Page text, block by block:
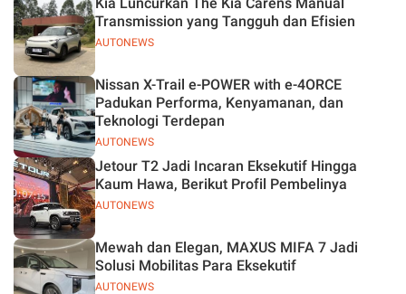
AUTONEWS
Transmission yang Tangguh dan Efisien
AUTONEWS
Nissan X-Trail e-POWER with e-4ORCE
Padukan Performa, Kenyamanan, dan
Teknologi Terdepan
AUTONEWS
Jetour T2 Jadi Incaran Eksekutif Hingga
Kaum Hawa, Berikut Profil Pembelinya
AUTONEWS
Mewah dan Elegan, MAXUS MIFA 7 Jadi
Solusi Mobilitas Para Eksekutif